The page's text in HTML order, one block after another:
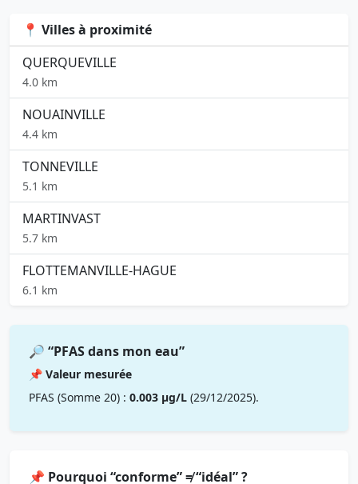
📍 Villes à proximité
QUERQUEVILLE
4.0 km
NOUAINVILLE
4.4 km
TONNEVILLE
5.1 km
MARTINVAST
5.7 km
FLOTTEMANVILLE-HAGUE
6.1 km
🔎 “PFAS dans mon eau”
📌 Valeur mesurée
PFAS (Somme 20) : 0.003 µg/L (29/12/2025).
📌 Pourquoi “conforme” ≠ “idéal” ?